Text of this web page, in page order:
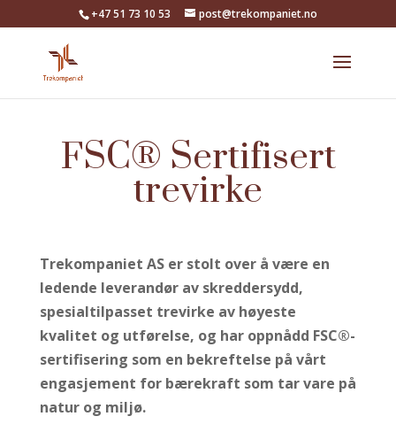
+47 51 73 10 53 post@trekompaniet.no
FSC® Sertifisert
trevirke
Trekompaniet AS er stolt over å være en
ledende leverandør av skreddersydd,
spesialtilpasset trevirke av høyeste
kvalitet og utførelse, og har oppnådd FSC®-
sertifisering som en bekreftelse på vårt
engasjement for bærekraft som tar vare på
natur og miljø.